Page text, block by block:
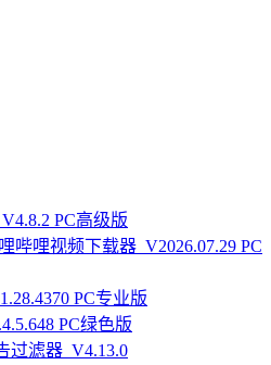
PC高级版
哔哩视频下载器_V2026.07.29 PC
PC专业版
PC绿色版
过滤器_V4.13.0